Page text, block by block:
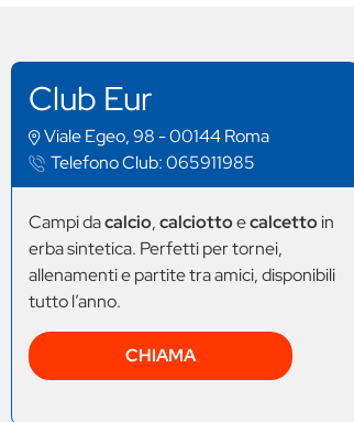
Club Eur
Viale Egeo, 98 - 00144 Roma
Telefono Club:065911985
Campi dacalcio,calciottoecalcettoin
erba sintetica. Perfetti per tornei,
allenamenti e partite tra amici, disponibili
tutto l’anno.
CHIAMA